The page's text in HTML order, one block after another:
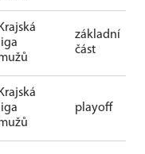
Krajská
liga
základní
část
Krajská
liga
playoff